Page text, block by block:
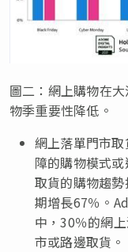
圖二：網上購物在
物季重要性降低。
網上落單門市
障的購物模式
取貨的購物趨
期增長67％。
中，30％的網
市或路邊取貨。